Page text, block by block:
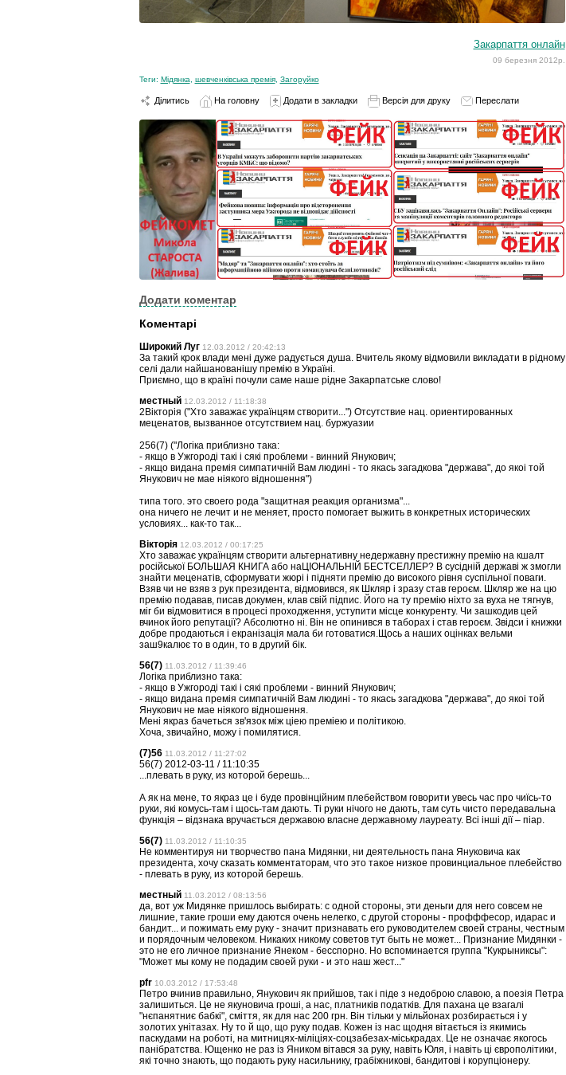
Закарпаття онлайн
09 березня 2012р.
Теги: Мідянка шевченківська премія, Загоруйко
Ділитись На головну Додати в закладки Версія для друку Переслати
Додати коментар
Коментарі
Широкий Луг 12.03.2012 / 20:42:13
За такий крок влади мені дуже радується душа. Вчитель якому відмовили викладати в рідному
селі дали найшанованішу премію в Україні.
Приємно, що в країні почули саме наше рідне Закарпатське слово!
местный 12.03.2012 / 11:18:38
2Вікторія ("Хто заважає українцям створити...") Отсутствие нац. ориентированных
меценатов, вызванное отсутствием нац. буржуазии
256(7) ("Логiка приблизно така:
- якщо в Ужгородi такi i сякi проблеми - винний Янукович;
- якщо видана премiя симпатичнiй Вам людинi - то якась загадкова "держава", до якоi той
Янукович не мае нiякого вiдношення")
типа того. это своего рода "защитная реакция организма"...
она ничего не лечит и не меняет, просто помогает выжить в конкретных исторических
условиях... как-то так...
Вікторія 12.03.2012 / 00:17:25
Хто заважає українцям створити альтернативну недержавну престижну премію на кшалт
російської БОЛЬШАЯ КНИГА або наЦІОНАЛЬНІЙ БЕСТСЕЛЛЕР? В сусідній державі ж змогли
знайти меценатів, сформувати жюрі і підняти премію до високого рівня суспільної поваги.
Взяв чи не взяв з рук президента, відмовився, як Шкляр і зразу став героєм. Шкляр же на цю
премію подавав, писав докумен, клав свій підпис. Його на ту премію ніхто за вуха не тягнув,
міг би відмовитися в процесі проходження, уступити місце конкуренту. Чи зашкодив цей
вчинок його репутації? Абсолютно ні. Він не опинився в таборах і став героєм. Звідси і книжки
добре продаються і екранізація мала би готоватися.Щось а наших оцінках вельми
заш9калює то в один, то в другий бік.
56(7) 11.03.2012 / 11:39:46
Логiка приблизно така:
- якщо в Ужгородi такi i сякi проблеми - винний Янукович;
- якщо видана премiя симпатичнiй Вам людинi - то якась загадкова "держава", до якоi той
Янукович не мае нiякого вiдношення.
Менi якраз бачеться зв'язок мiж цiею премiею и полiтикою.
Хоча, звичайно, можу i помилятися.
(7)56 11.03.2012 / 11:27:02
56(7) 2012-03-11 / 11:10:35
...плевать в руку, из которой берешь...
А як на мене, то якраз це і буде провінційним плебейством говорити увесь час про чиїсь-то
руки, які комусь-там і щось-там дають. Ті руки нічого не дають, там суть чисто передавальна
функція – відзнака вручається державою власне державному лауреату. Всі інші дії – піар.
56(7) 11.03.2012 / 11:10:35
Не комментируя ни творчество пана Мидянки, ни деятельность пана Януковича как
президента, хочу сказать комментаторам, что это такое низкое провинциальное плебейство
- плевать в руку, из которой берешь.
местный 11.03.2012 / 08:13:56
да, вот уж Мидянке пришлось выбирать: с одной стороны, эти деньги для него совсем не
лишние, такие гроши ему даются очень нелегко, с другой стороны - профффесор, идарас и
бандит... и пожимать ему руку - значит признавать его руководителем своей страны, честным
и порядочным человеком. Никаких никому советов тут быть не может... Признание Мидянки -
это не его личное признание Янеком - бесспорно. Но вспоминается группа "Кукрыниксы":
"Может мы кому не подадим своей руки - и это наш жест..."
pfr 10.03.2012 / 17:53:48
Петро вчинив правильно, Янукович як прийшов, так і піде з недоброю славою, а поезія Петра
залишиться. Це не якуновича гроші, а нас, платників податків. Для пахана це взагалі
"нєпанятниє бабкі", сміття, як для нас 200 грн. Він тільки у мільйонах розбирається і у
золотих унітазах. Ну то й що, що руку подав. Кожен із нас щодня вітається із якимись
паскудами на роботі, на митницях-міліціях-соцзабезах-міськрадах. Це не означає якогось
панібратства. Ющенко не раз із Яником вітався за руку, навіть Юля, і навіть ці європолітики,
які точно знають, що подають руку насильнику, грабіжникові, бандитові і корупціонеру.